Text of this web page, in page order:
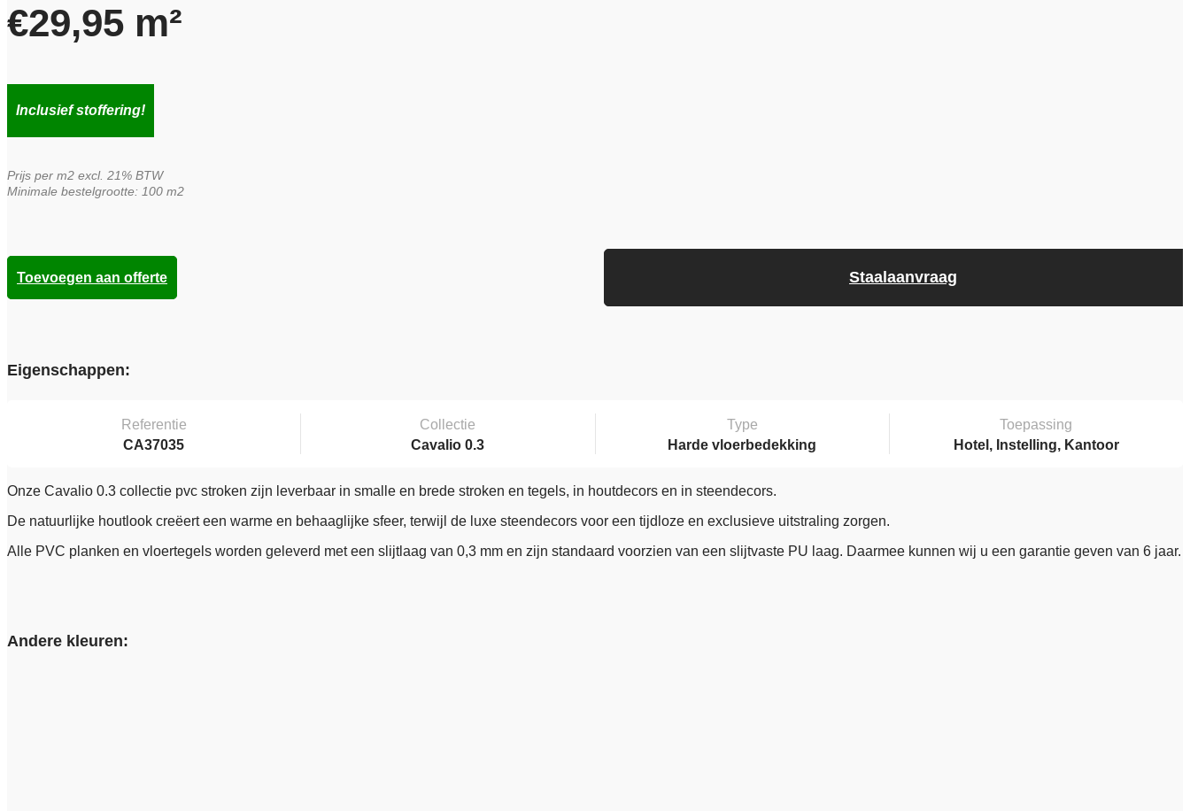
€29,95 m²
Inclusief stoffering!
Prijs per m2 excl. 21% BTW
Minimale bestelgrootte: 100 m2
Staalaanvraag
Toevoegen aan offerte
Eigenschappen:
Referentie
CA37035
Collectie
Cavalio 0.3
Type
Harde vloerbedekking
Toepassing
Hotel, Instelling, Kantoor
Onze Cavalio 0.3 collectie pvc stroken zijn leverbaar in smalle en brede stroken en tegels, in houtdecors en in steendecors.
De natuurlijke houtlook creëert een warme en behaaglijke sfeer, terwijl de luxe steendecors voor een tijdloze en exclusieve uitstraling zorgen.
Alle PVC planken en vloertegels worden geleverd met een slijtlaag van 0,3 mm en zijn standaard voorzien van een slijtvaste PU laag. Daarmee kunnen wij u een garantie geven van 6 jaar.
Andere kleuren: